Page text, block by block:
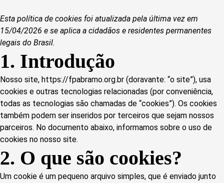
Esta política de cookies foi atualizada pela última vez em
15/04/2026 e se aplica a cidadãos e residentes permanentes
legais do Brasil.
1. Introdução
Nosso site, https://fpabramo.org.br (doravante: “o site”), usa
cookies e outras tecnologias relacionadas (por conveniência,
todas as tecnologias são chamadas de “cookies”). Os cookies
também podem ser inseridos por terceiros que sejam nossos
parceiros. No documento abaixo, informamos sobre o uso de
cookies no nosso site.
2. O que são cookies?
Um cookie é um pequeno arquivo simples, que é enviado junto